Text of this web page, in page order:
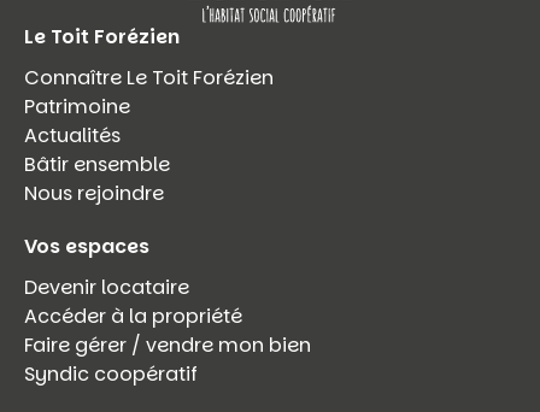
Le Toit Forézien
Connaître Le Toit Forézien
Patrimoine
Actualités
Bâtir ensemble
Nous rejoindre
Vos espaces
Devenir locataire
Accéder à la propriété
Faire gérer / vendre mon bien
Syndic coopératif